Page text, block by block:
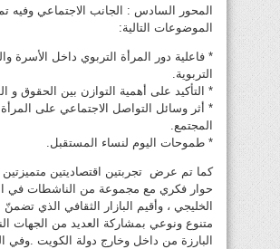
المحور السادس : الجانب الاجتماعي وفيه
الموضوعات التالية:
* فاعلية دور المرأة التربوي داخل الأسرة
التربوية.
* التأكيد على أهمية التوازن بين الحقوق و
* أثر وسائل التواصل الاجتماعي على
المجتمع.
* طموحات اليوم لنساء المستقبل.
كما تم عرض تجربتين اقتصاديتين متميزتين
حوار فكري مع مجموعة من الناشطات في
الخليجي ، وأقيم البازار الثقافي الذي
متنوع ونوعي بمشاركة العديد من الجهات
البارزة من داخل وخارج دولة الكويت .وفي